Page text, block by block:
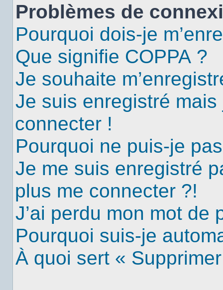
Problèmes de
Pourquoi dois-je
Que signifie COPPA ?
Je souhaite
Je suis enregistré
connecter !
Pourquoi ne puis-je
Je me suis enregistré
plus me connecter ?!
J’ai perdu mon mot de
Pourquoi suis-je
À quoi sert «